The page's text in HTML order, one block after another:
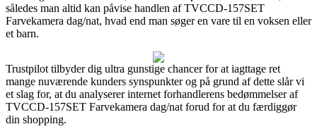
således man altid kan påvise handlen af TVCCD-157SET
Farvekamera dag/nat, hvad end man søger en vare til en voksen eller
et barn.
Trustpilot tilbyder dig ultra gunstige chancer for at iagttage ret
mange nuværende kunders synspunkter og på grund af dette slår vi
et slag for, at du analyserer internet forhandlerens bedømmelser af
TVCCD-157SET Farvekamera dag/nat forud for at du færdiggør
din shopping.